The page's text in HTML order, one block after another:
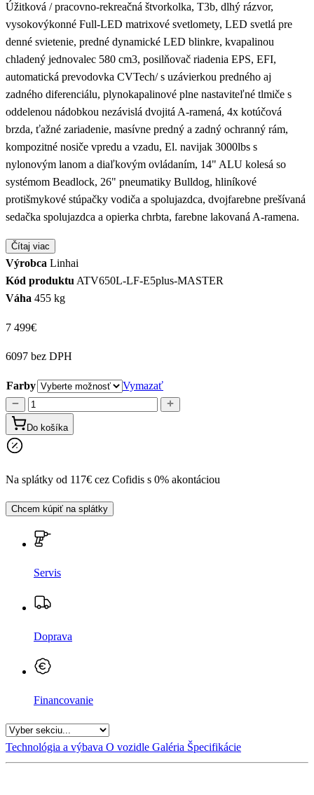
Úžitková / pracovno-rekreačná štvorkolka, T3b, dlhý rázvor,
vysokovýkonné Full-LED matrixové svetlomety, LED svetlá pre
denné svietenie, predné dynamické LED blinkre, kvapalinou
chladený jednovalec 580 cm3, posilňovač riadenia EPS, EFI,
automatická prevodovka CVTech/ s uzávierkou predného aj
zadného diferenciálu, plynokapalinové plne nastaviteľné tlmiče s
oddelenou nádobkou nezávislá dvojitá A-ramená, 4x kotúčová
brzda, ťažné zariadenie, masívne predný a zadný ochranný rám,
kompozitné nosiče vpredu a vzadu, El. navijak 3000lbs s
nylonovým lanom a diaľkovým ovládaním, 14" ALU kolesá so
systémom Beadlock, 26" pneumatiky Bulldog, hliníkové
protišmykové stúpačky vodiča a spolujazdca, dvojfarebne prešívaná
sedačka spolujazdca a opierka chrbta, farebne lakovaná A-ramena.
Čítaj viac
Výrobca Linhai
Kód produktuATV650L-LF-E5plus-MASTER
Váha 455 kg
7 499€
6097 bez DPH
Farby
Vymazať
množstvo
Linhai
ATV
LANDFORCE
EFI,
Do košíka
Na splátky od 117€ cez Cofidis s 0% akontáciou
Chcem kúpiť na splátky
Servis
Doprava
Financovanie
Technológia a výbava O vozidle Galéria Špecifikácie